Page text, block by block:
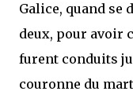
Galice, quand se
deux, pour avoir
furent conduits
couronne du